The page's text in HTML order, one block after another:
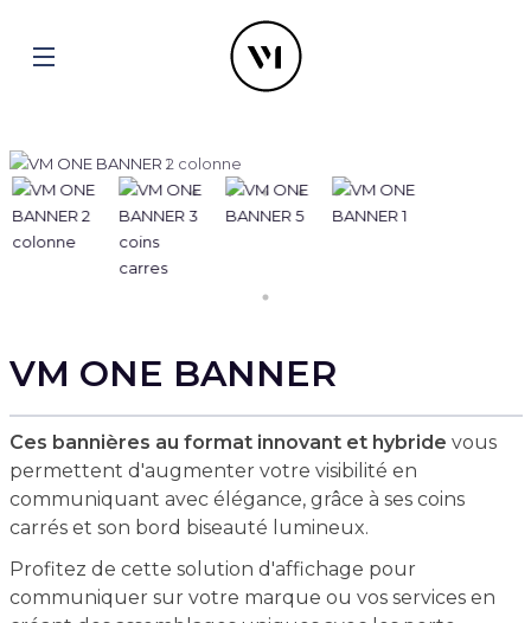
VM ONE BANNER
Ces bannières au format innovant et hybride vous
permettent d'augmenter votre visibilité en
communiquant avec élégance, grâce à ses coins
carrés et son bord biseauté lumineux.
Profitez de cette solution d'affichage pour
communiquer sur votre marque ou vos services en